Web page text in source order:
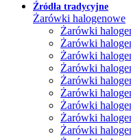
Źródła tradycyjne
Żarówki halogenowe
Żarówki
Żarówki
Żarówki
Żarówki
Żarówki
Żarówki
Żarówki
Żarówki
Żarówki